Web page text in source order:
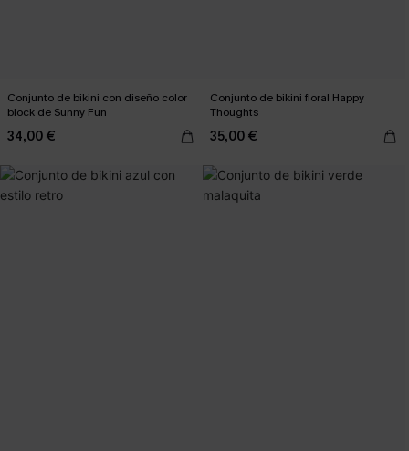
Conjunto de bikini con diseño color
block de Sunny Fun
34,00 €
Conjunto de bikini floral Happy
Thoughts
35,00 €